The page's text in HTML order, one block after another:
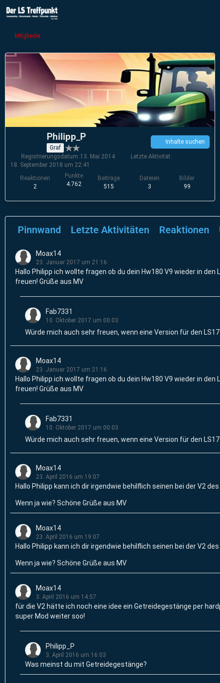
Mitglieder
Philipp_P
Graf
Reaktionen
2
Punkte
4.762
Beiträge
515
Dateien
3
Bilder
99
Inhalte suchen
Registrierungsdatum 13. Mai 2014
Letzte Aktivität
18. September 2018 um 22:41
Pinnwand Letzte Aktivitäten Reaktionen
Moax14
23. Januar 2017 um 21:16
Hallo Philipp ich wollte fragen ob du dein Hw180 V9 wieder in
freuen! Grüße aus MV
Fab7331
10. Oktober 2017 um 00:03
Würde mich auch sehr freuen, wenn eine Version für den
Moax14
23. Januar 2017 um 21:16
Hallo Philipp ich wollte fragen ob du dein Hw180 V9 wieder in
freuen! Grüße aus MV
Fab7331
10. Oktober 2017 um 00:03
Würde mich auch sehr freuen, wenn eine Version für den
Moax14
23. April 2016 um 19:07
Hallo Philipp kann ich dir irgendwie behilflich seinen bei der V2 des
Wenn ja wie? Schöne Grüße aus MV
Moax14
23. April 2016 um 19:07
Hallo Philipp kann ich dir irgendwie behilflich seinen bei der V2 des
Wenn ja wie? Schöne Grüße aus MV
Moax14
3. April 2016 um 14:57
für die V2 hätte ich noch eine idee ein Getreidegestänge per
super Mod weiter soo!
Philipp_P
3. April 2016 um 16:03
Was meinst du mit Getreidegestänge?